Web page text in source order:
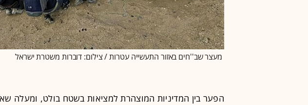
מעצר שב''חים באזור התעשייה עטרות / צילום: דוברות משטרת ישראל
הפער בין המדיניות המוצהרת למציאות בשטח בולט, ומעלה